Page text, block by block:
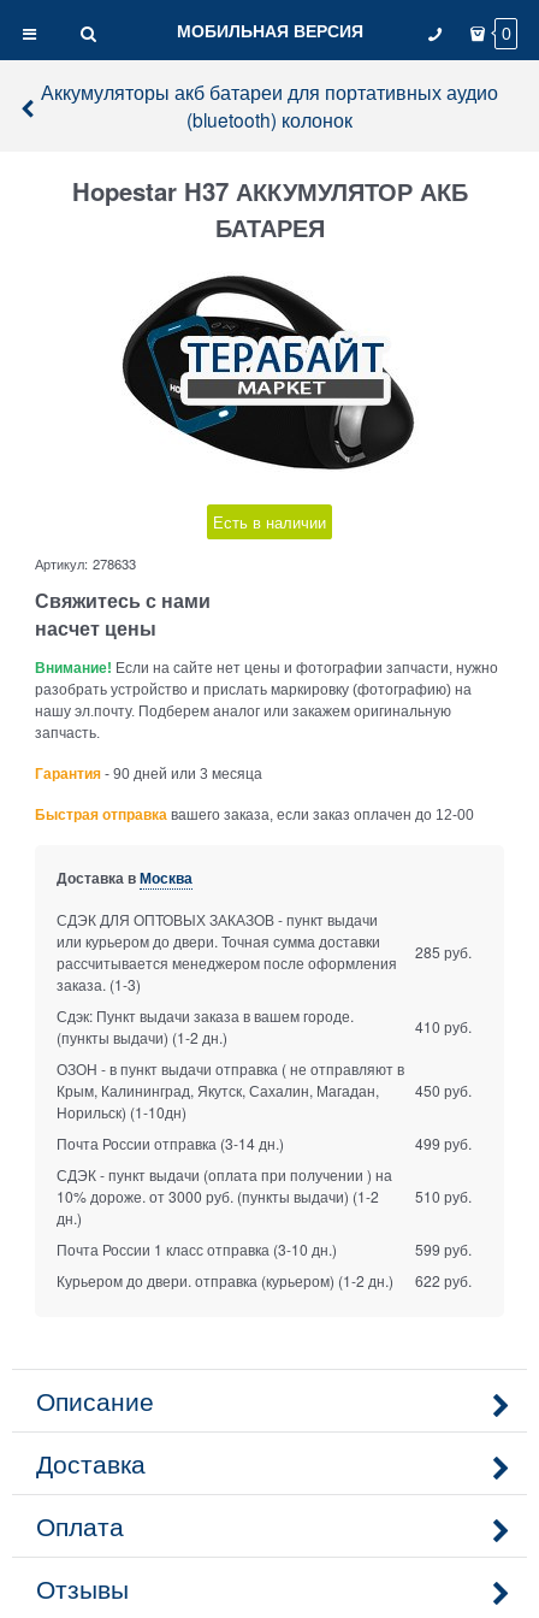
МОБИЛЬНАЯ ВЕРСИЯ 0
Аккумуляторы акб батареи для портативных аудио
(bluetooth) колонок
Hopestar H37 АККУМУЛЯТОР АКБ
БАТАРЕЯ
Есть в наличии
Артикул: 278633
Свяжитесь с нами
насчет цены
Внимание! Если на сайте нет цены и фотографии запчасти, нужно
разобрать устройство и прислать маркировку (фотографию) на
нашу эл.почту. Подберем аналог или закажем оригинальную
запчасть.
Гарантия - 90 дней или 3 месяца
Быстрая отправка вашего заказа, если заказ оплачен до 12-00
Доставка вМосква
СДЭК ДЛЯ ОПТОВЫХ ЗАКАЗОВ - пункт выдачи
или курьером до двери. Точная сумма доставки
рассчитывается менеджером после оформления
заказа. (1-3)
285 руб.
Сдэк: Пункт выдачи заказа в вашем городе.
(пункты выдачи) (1-2 дн.)
410 руб.
ОЗОН - в пункт выдачи отправка ( не отправляют в
Крым, Калининград, Якутск, Сахалин, Магадан,
Норильск) (1-10дн)
450 руб.
Почта России отправка (3-14 дн.)
499 руб.
СДЭК - пункт выдачи (оплата при получении ) на
10% дороже. от 3000 руб. (пункты выдачи) (1-2
дн.)
510 руб.
Почта России 1 класс отправка (3-10 дн.)
599 руб.
Курьером до двери. отправка (курьером) (1-2 дн.) 622 руб.
Описание
Доставка
Оплата
Отзывы